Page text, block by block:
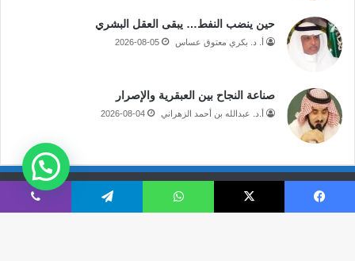
حين ينضب النفط… يبقى العقل البشري
أ. د. بكري معتوق عساس 2026-08-05
صناعة النجاح بين العبقرية والإصرار
أ.د. عبدالله بن أحمد الزهراني 2026-08-04
جميع الحقوق محفوظة لموقع صحيفة مكة الإلكترونية
فيسبوك ‫X واتساب تيلقرام ڤايبر